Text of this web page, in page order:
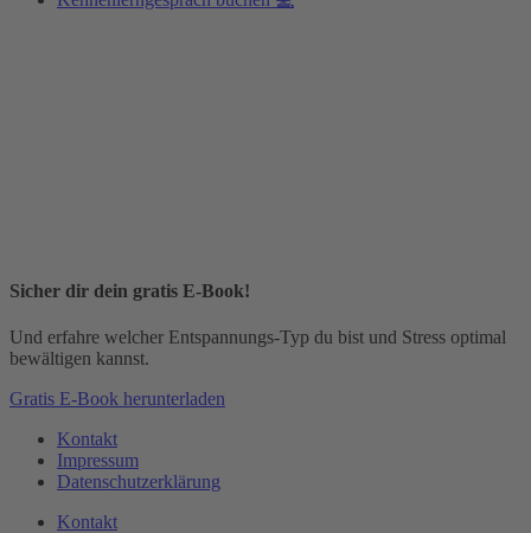
Sicher dir dein gratis E-Book!
Und erfahre welcher Entspannungs-Typ du bist und Stress optimal
bewältigen kannst.
Gratis E-Book herunterladen
Kontakt
Impressum
Datenschutzerklärung
Kontakt